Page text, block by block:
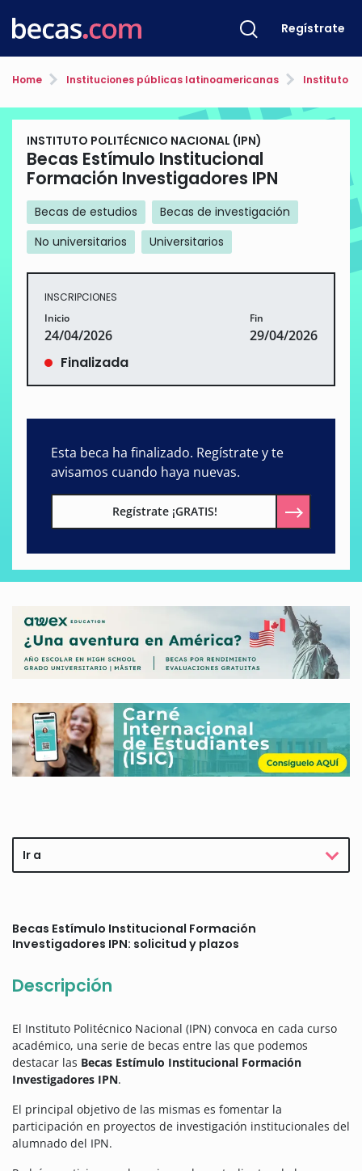
Regístrate
Home Instituciones públicas latinoamericanas Instituto
INSTITUTO POLITÉCNICO NACIONAL (IPN)
Becas Estímulo Institucional
Formación Investigadores IPN
Becas de estudios
Becas de investigación
No universitarios
Universitarios
INSCRIPCIONES
Inicio
24/04/2026
Fin
29/04/2026
Finalizada
Esta beca ha finalizado. Regístrate y te
avisamos cuando haya nuevas.
Regístrate ¡GRATIS!
Ir a
Becas Estímulo Institucional Formación
Investigadores IPN: solicitud y plazos
Descripción
El Instituto Politécnico Nacional (IPN) convoca en cada curso
académico, una serie de becas entre las que podemos
destacar las Becas Estímulo Institucional Formación
Investigadores IPN.
El principal objetivo de las mismas es fomentar la
participación en proyectos de investigación institucionales del
alumnado del IPN.